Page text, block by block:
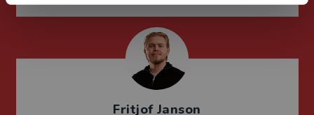
Fritjof Janson